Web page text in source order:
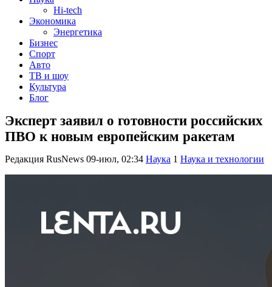
Hi-tech
Экономика
Энергетика
Бизнес
Спорт
Авто
ТВ и шоу
Культура
Блог
Эксперт заявил о готовности российских
ПВО к новым европейским ракетам
Редакция RusNews 09-июл, 02:34 Наука 1 Наука и технологии